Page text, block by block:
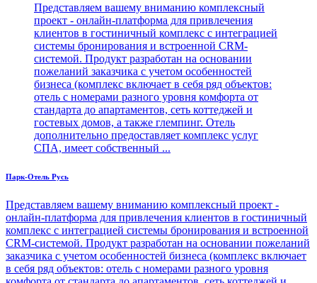
Представляем вашему вниманию комплексный
проект - онлайн-платформа для привлечения
клиентов в гостиничный комплекс с интеграцией
системы бронирования и встроенной CRM-
системой. Продукт разработан на основании
пожеланий заказчика с учетом особенностей
бизнеса (комплекс включает в себя ряд объектов:
отель с номерами разного уровня комфорта от
стандарта до апартаментов, сеть коттеджей и
гостевых домов, а также глемпинг. Отель
дополнительно предоставляет комплекс услуг
СПА, имеет собственный ...
Парк-Отель Русь
Представляем вашему вниманию комплексный проект -
онлайн-платформа для привлечения клиентов в гостиничный
комплекс с интеграцией системы бронирования и встроенной
CRM-системой. Продукт разработан на основании пожеланий
заказчика с учетом особенностей бизнеса (комплекс включает
в себя ряд объектов: отель с номерами разного уровня